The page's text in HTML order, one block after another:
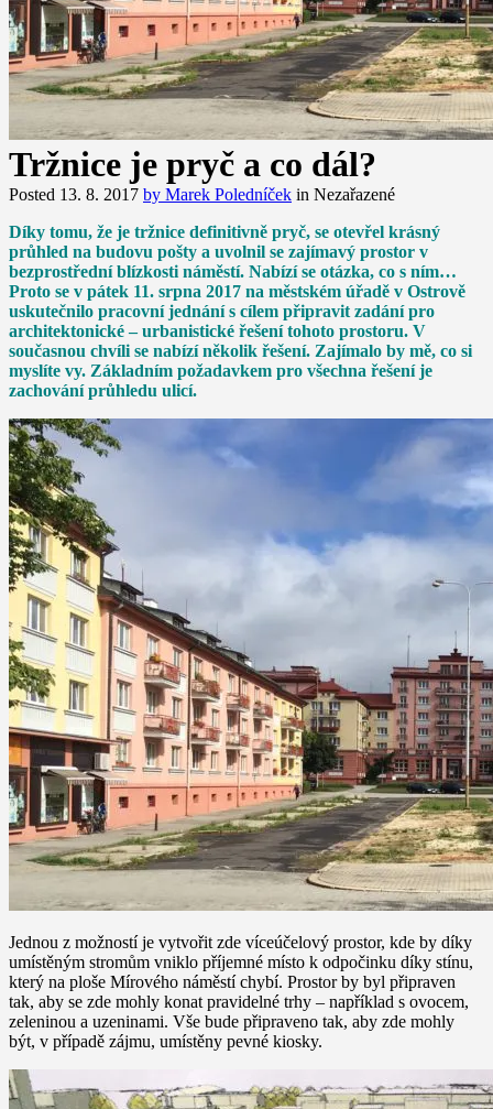
Tržnice je pryč a co dál?
Posted 13. 8. 2017 by Marek Poledníček in Nezařazené
Díky tomu, že je tržnice definitivně pryč, se otevřel krásný
průhled na budovu pošty a uvolnil se zajímavý prostor v
bezprostřední blízkosti náměstí. Nabízí se otázka, co s ním…
Proto se v pátek 11. srpna 2017 na městském úřadě v Ostrově
uskutečnilo pracovní jednání s cílem připravit zadání pro
architektonické – urbanistické řešení tohoto prostoru. V
současnou chvíli se nabízí několik řešení. Zajímalo by mě, co si
myslíte vy. Základním požadavkem pro všechna řešení je
zachování průhledu ulicí.
Jednou z možností je vytvořit zde víceúčelový prostor, kde by díky
umístěným stromům vniklo příjemné místo k odpočinku díky stínu,
který na ploše Mírového náměstí chybí. Prostor by byl připraven
tak, aby se zde mohly konat pravidelné trhy – například s ovocem,
zeleninou a uzeninami. Vše bude připraveno tak, aby zde mohly
být, v případě zájmu, umístěny pevné kiosky.